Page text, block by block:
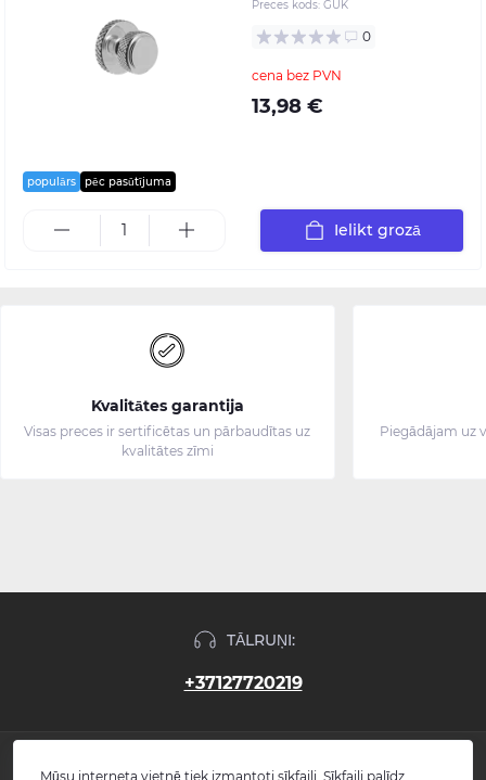
populārs pēc pasūtījuma
Preces kods: GUK
0
cena bez PVN
13,98 €
Ielikt grozā
Kvalitātes garantija
Visas preces ir sertificētas un pārbaudītas uz
kvalitātes zīmi
Piegādājam uz
TĀLRUŅI:
+37127720219
Mūsu interneta vietnē tiek izmantoti sīkfaili. Sīkfaili palīdz